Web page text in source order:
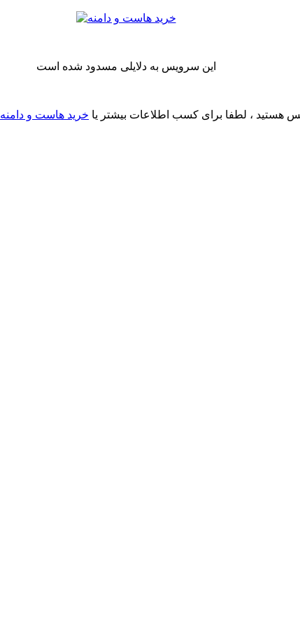
این سرویس به دلایلی مسدود شده است
هستید ، لطفا برای کسب اطلاعات بیشتر یا خرید هاست و دامنه